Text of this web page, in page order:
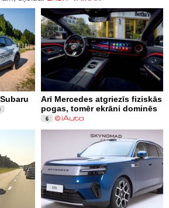
Arī Mercedes atgriezīs fiziskās
pogas, tomēr ekrāni dominēs
6